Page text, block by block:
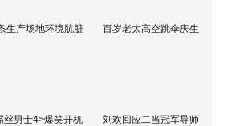
生产场地环境肮脏 百岁老太高空跳伞庆生
丝男士4>爆笑开机 刘欢回应二当冠军导师